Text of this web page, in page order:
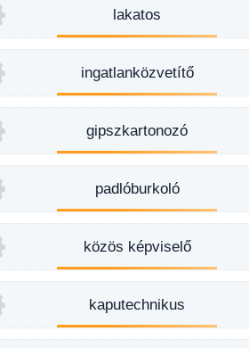
lakatos
ingatlanközvetítő
gipszkartonozó
padlóburkoló
közös képviselő
kaputechnikus